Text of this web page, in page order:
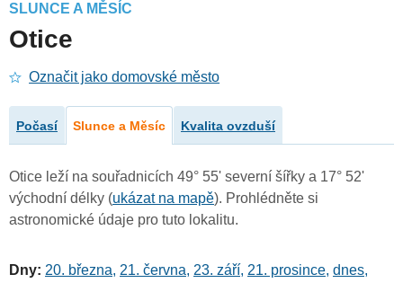
SLUNCE A MĚSÍC
Otice
Označit jako domovské město
Počasí Slunce a Měsíc Kvalita ovzduší
Otice leží na souřadnicích 49° 55' severní šířky a 17° 52'
východní délky (ukázat na mapě). Prohlédněte si
astronomické údaje pro tuto lokalitu.
Dny: 20. března, 21. června, 23. září, 21. prosince, dnes,